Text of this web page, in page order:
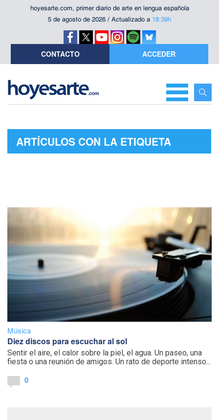
hoyesarte.com, primer diario de arte en lengua española
5 de agosto de 2026 / Actualizado a 18:39h
CONTACTO ACCEDER
ARTÍCULOS CON LA ETIQUETA
Música
Diez discos para escuchar al sol
Sentir el aire, el calor sobre la piel, el agua. Un paseo, una
fiesta o una reunión de amigos. Un rato de deporte intenso...
0